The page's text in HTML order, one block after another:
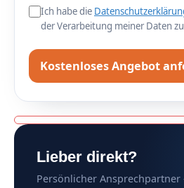
Ich habe die
der Verarbeitung meiner Daten
Please leave this field empty.
Lieber direkt?
Persönlicher Ansprechpartner